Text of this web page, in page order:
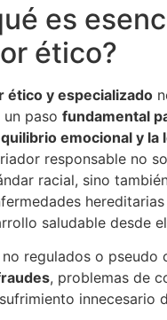
es
ético?
ético y especializado
un paso fundamental
emocional y la
responsable no
racial, sino
saludable desde
regulados o pseudo
, problemas de
innecesario